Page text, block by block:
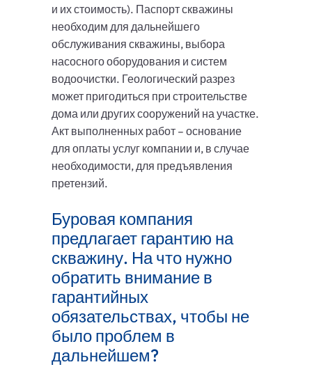
и их стоимость). Паспорт скважины
необходим для дальнейшего
обслуживания скважины, выбора
насосного оборудования и систем
водоочистки. Геологический разрез
может пригодиться при строительстве
дома или других сооружений на участке.
Акт выполненных работ – основание
для оплаты услуг компании и, в случае
необходимости, для предъявления
претензий.
Буровая компания
предлагает гарантию на
скважину. На что нужно
обратить внимание в
гарантийных
обязательствах, чтобы не
было проблем в
дальнейшем?